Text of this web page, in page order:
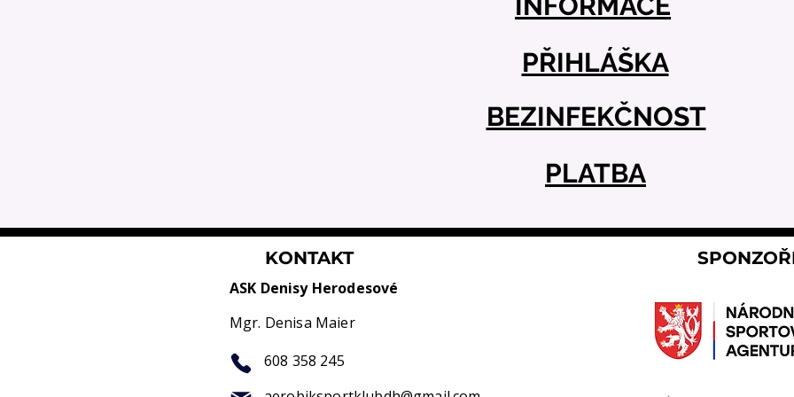
PŘIHLÁŠKA
BEZINFEKČNOST
PLATBA
KONTAKT
ASK Denisy Herodesové
Mgr. Denisa Maier
608 358 245